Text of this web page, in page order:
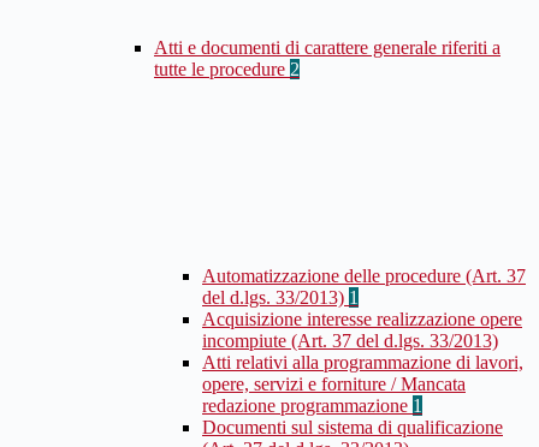
Atti e documenti di carattere generale riferiti a
tutte le procedure 2
Automatizzazione delle procedure (Art. 37
del d.lgs. 33/2013) 1
Acquisizione interesse realizzazione opere
incompiute (Art. 37 del d.lgs. 33/2013)
Atti relativi alla programmazione di lavori,
opere, servizi e forniture / Mancata
redazione programmazione 1
Documenti sul sistema di qualificazione